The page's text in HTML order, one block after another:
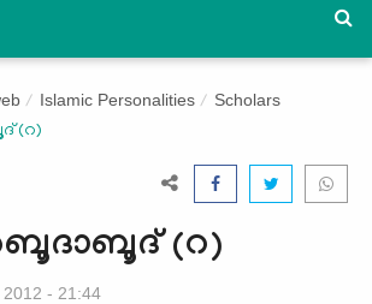
Islamic Personalities Scholars
(റ)
(റ)
- 21:44